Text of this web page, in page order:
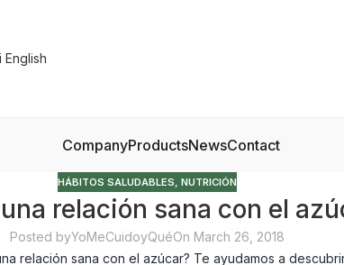
CompanyProductsNewsContact
HÁBITOS SALUDABLES, NUTRICIÓN
relación sana con el
Posted byYoMeCuidoyQuéOn March 26, 2018